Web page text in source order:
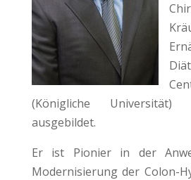
(Königliche
ausgebildet.
Er ist Pionier in der
Modernisierung der Colon-